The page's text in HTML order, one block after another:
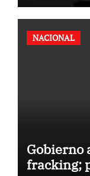
NACIONAL
Gobierno
fracking;